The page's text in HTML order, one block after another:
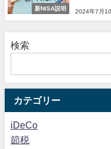
新NISA説明
2024年7月10
検索
カテゴリー
iDeCo
節税